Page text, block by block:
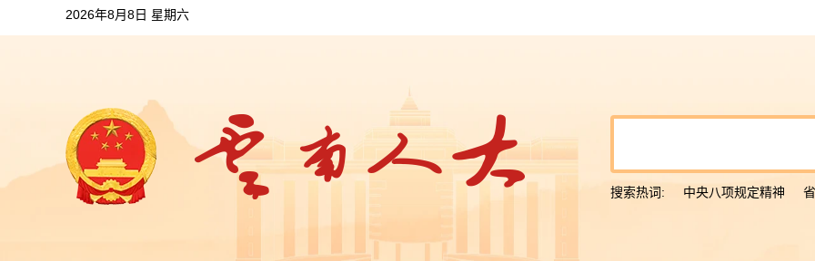
2026年8月8日 星期六
搜索热词: 中央八项规定精神